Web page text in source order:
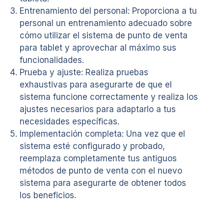
Entrenamiento del personal: Proporciona a tu
personal un entrenamiento adecuado sobre
cómo utilizar el sistema de punto de venta
para tablet y aprovechar al máximo sus
funcionalidades.
Prueba y ajuste: Realiza pruebas
exhaustivas para asegurarte de que el
sistema funcione correctamente y realiza los
ajustes necesarios para adaptarlo a tus
necesidades específicas.
Implementación completa: Una vez que el
sistema esté configurado y probado,
reemplaza completamente tus antiguos
métodos de punto de venta con el nuevo
sistema para asegurarte de obtener todos
los beneficios.